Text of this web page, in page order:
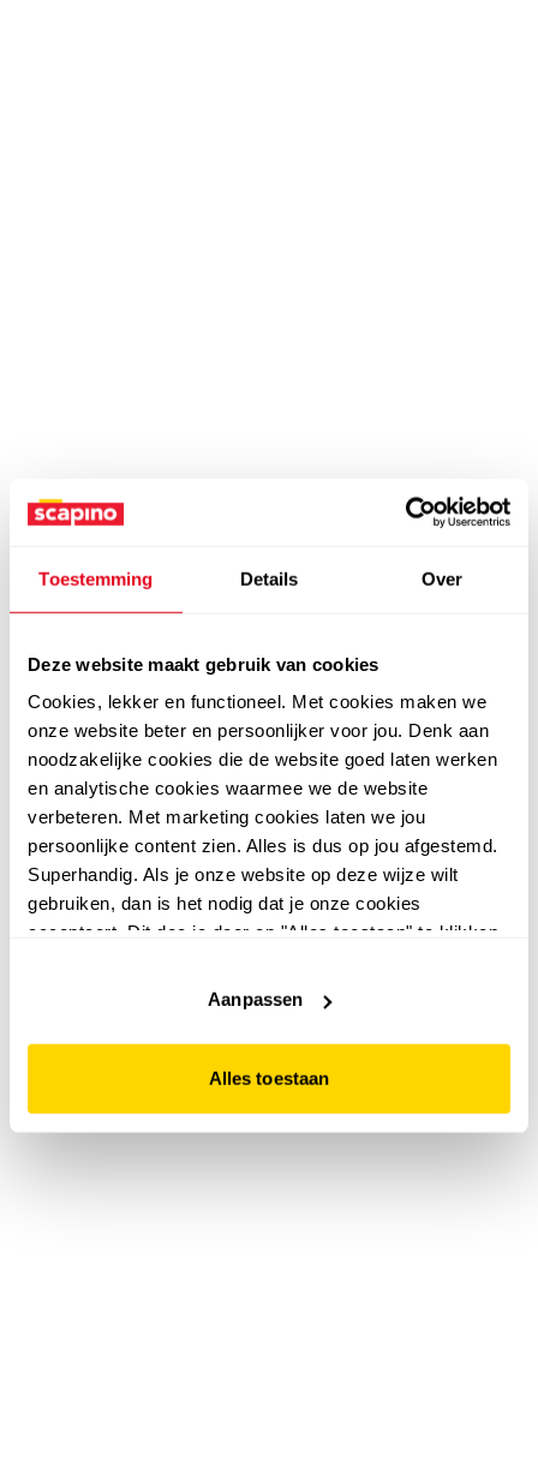
Toestemming Details Over
Deze website maakt gebruik van cookies
Cookies, lekker en functioneel. Met cookies maken we
onze website beter en persoonlijker voor jou. Denk aan
noodzakelijke cookies die de website goed laten werken
en analytische cookies waarmee we de website
verbeteren. Met marketing cookies laten we jou
persoonlijke content zien. Alles is dus op jou afgestemd.
Superhandig. Als je onze website op deze wijze wilt
gebruiken, dan is het nodig dat je onze cookies
accepteert. Dit doe je door op "Alles toestaan" te klikken.
website niet optimaal functioneert.
Aanpassen
Alles toestaan